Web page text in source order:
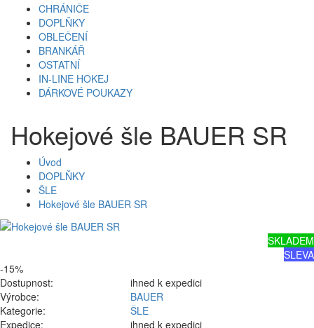
CHRÁNIČE
DOPLŇKY
OBLEČENÍ
BRANKÁŘ
OSTATNÍ
IN-LINE HOKEJ
DÁRKOVÉ POUKAZY
Hokejové šle BAUER SR
Úvod
DOPLŇKY
ŠLE
Hokejové šle BAUER SR
SKLADEM
SLEVA
-15%
Dostupnost:
ihned k expedici
Výrobce:
BAUER
Kategorie:
ŠLE
Expedice:
ihned k expedici